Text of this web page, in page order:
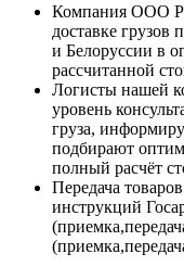
Компания ООО
доставке грузов
и Белоруссии в
рассчитанной
Логисты нашей
уровень
груза,
подбирают
полный расчёт
Передача
инструкций